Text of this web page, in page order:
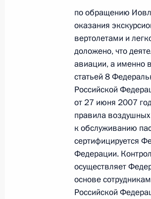
17 апреля 2017
О ходе
конференц-
Президента
Российской
с государствами
Абхазия и
Российской
17 апреля 2017 года,
по обращению
оказания
вертолетами и
доложено, что
авиации, а именно
статьей 8
Российской
от 27 июня 2007
правила
к обслуживанию
сертифицируется
Федерации.
осуществляет
основе
Российской